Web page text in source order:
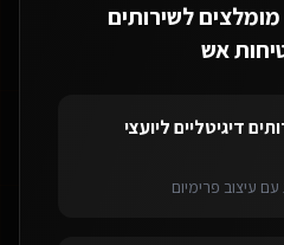
מומלצים לשירותים
אש
דיגיטליים ליועצי
עיצוב פרימיום